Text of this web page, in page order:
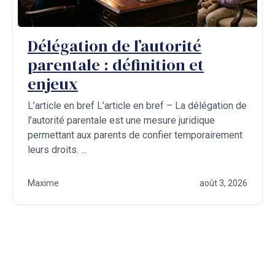
Délégation de l’autorité
parentale : définition et
enjeux
L’article en bref L’article en bref – La délégation de
l’autorité parentale est une mesure juridique
permettant aux parents de confier temporairement
leurs droits. ...
Maxime août 3, 2026